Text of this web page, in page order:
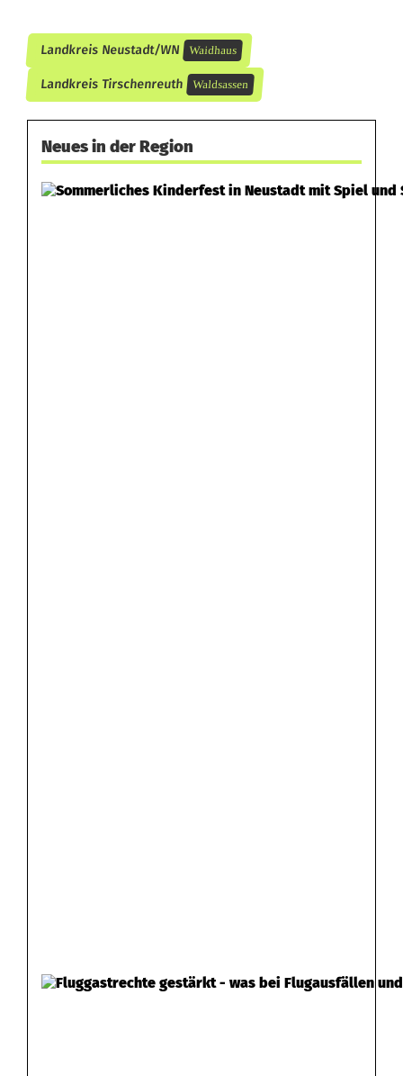
Landkreis Neustadt/WN Waidhaus
Landkreis Tirschenreuth Waldsassen
Neues in der Region